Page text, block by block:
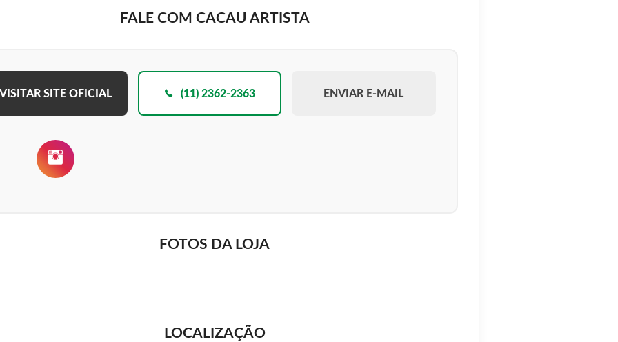
FALE COM CACAU ARTISTA
VISITAR SITE OFICIAL (11) 2362-2363 ENVIAR E-MAIL
FOTOS DA LOJA
LOCALIZAÇÃO